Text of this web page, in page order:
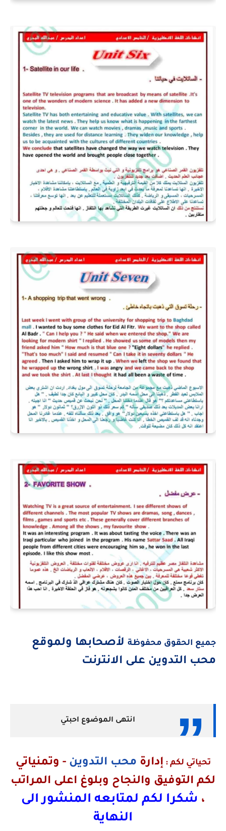
جميع الحقوق محفوظة لأصحابها ولموقع
محب التدوين على الانترنت
انتهى الموضوع احبتي
تحياتي لكم : إدارة محب التدوين - وتمنياتي
لكم التوفيق والنجاح وبلوغ اعلى المراتب
، شكرا لكم لمتابعه المنشور الى
النهاية